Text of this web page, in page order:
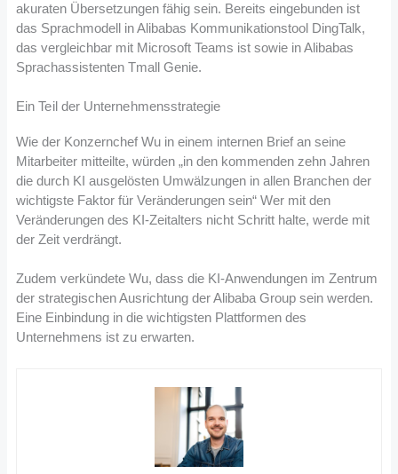
akuraten Übersetzungen fähig sein. Bereits eingebunden ist
das Sprachmodell in Alibabas Kommunikationstool DingTalk,
das vergleichbar mit Microsoft Teams ist sowie in Alibabas
Sprachassistenten Tmall Genie.
Ein Teil der Unternehmensstrategie
Wie der Konzernchef Wu in einem internen Brief an seine
Mitarbeiter mitteilte, würden „in den kommenden zehn Jahren
die durch KI ausgelösten Umwälzungen in allen Branchen der
wichtigste Faktor für Veränderungen sein“ Wer mit den
Veränderungen des KI-Zeitalters nicht Schritt halte, werde mit
der Zeit verdrängt.
Zudem verkündete Wu, dass die KI-Anwendungen im Zentrum
der strategischen Ausrichtung der Alibaba Group sein werden.
Eine Einbindung in die wichtigsten Plattformen des
Unternehmens ist zu erwarten.